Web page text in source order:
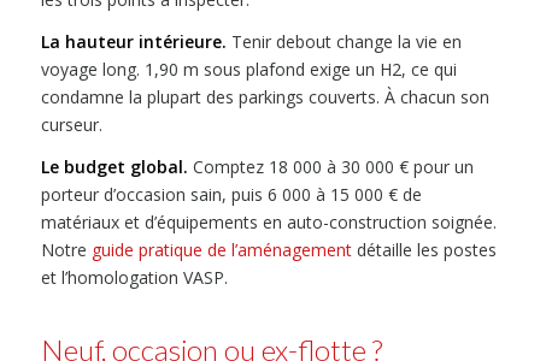
La hauteur intérieure. Tenir debout change la vie en
voyage long. 1,90 m sous plafond exige un H2, ce qui
condamne la plupart des parkings couverts. À chacun son
curseur.
Le budget global. Comptez 18 000 à 30 000 € pour un
porteur d’occasion sain, puis 6 000 à 15 000 € de
matériaux et d’équipements en auto-construction soignée.
Notre guide pratique de l’aménagementdétaille les postes
et l’homologation VASP.
Neuf, occasion ou ex-flotte ?